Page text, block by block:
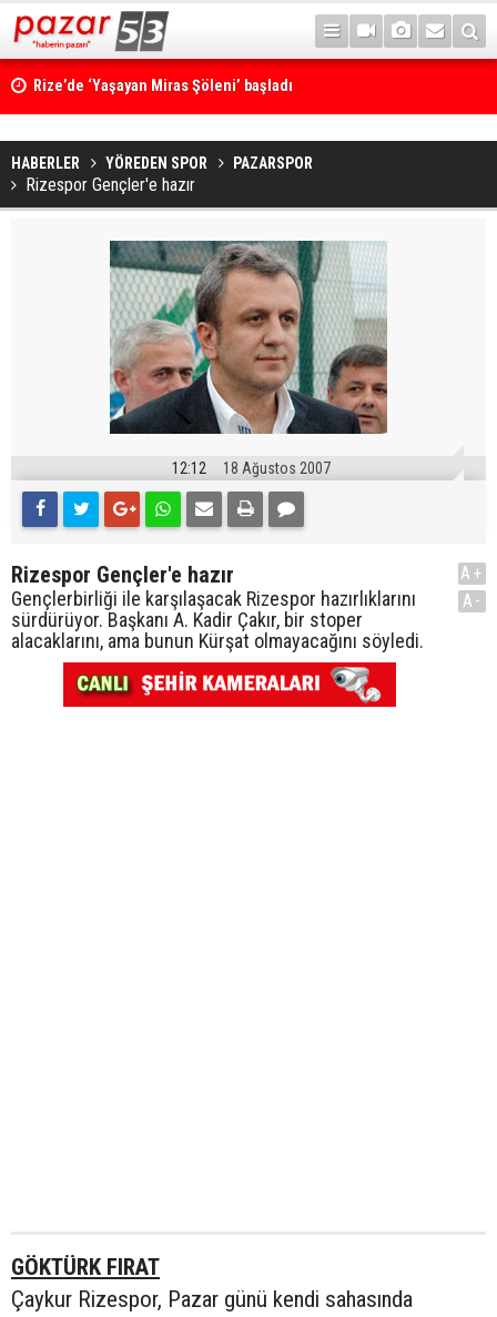
Rize’de ‘Yaşayan Miras Şöleni’ başladı
Çamlıhemşin'de kayıp vatandaş 600 metrelik uçurumda bulundu
HABERLER YÖREDEN SPOR PAZARSPOR
Rizespor Gençler'e hazır
12:12 18 Ağustos 2007
Rizespor Gençler'e hazır
Gençlerbirliği ile karşılaşacak Rizespor hazırlıklarını
sürdürüyor. Başkanı A. Kadir Çakır, bir stoper
alacaklarını, ama bunun Kürşat olmayacağını söyledi.
A+
A-
GÖKTÜRK FIRAT
Çaykur Rizespor, Pazar günü kendi sahasında